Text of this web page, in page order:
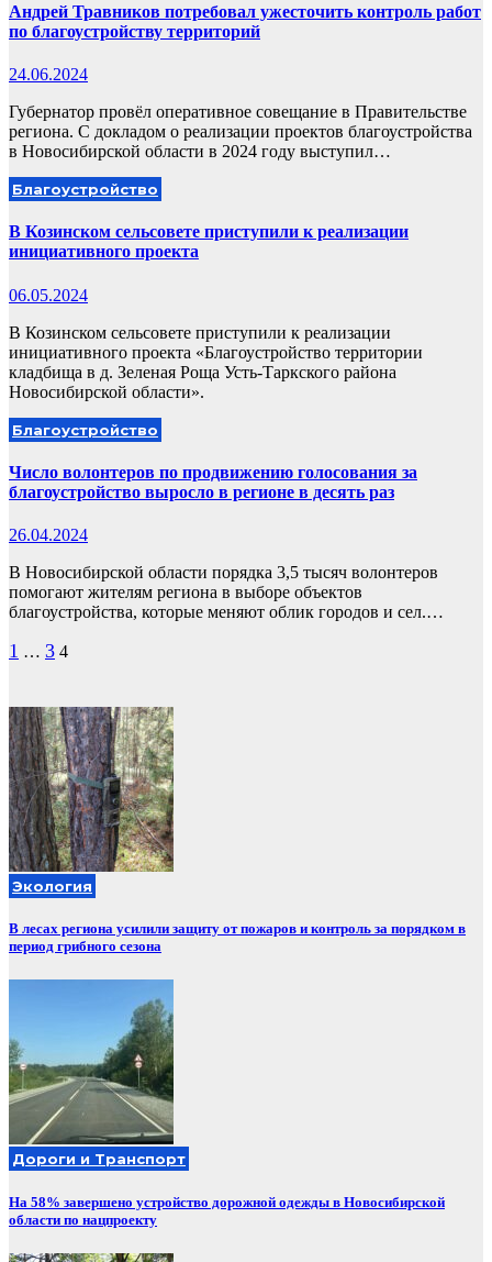
Андрей Травников потребовал ужесточить контроль работ
по благоустройству территорий
24.06.2024
Губернатор провёл оперативное совещание в Правительстве
региона. С докладом о реализации проектов благоустройства
в Новосибирской области в 2024 году выступил…
Благоустройство
В Козинском сельсовете приступили к реализации
инициативного проекта
06.05.2024
В Козинском сельсовете приступили к реализации
инициативного проекта «Благоустройство территории
кладбища в д. Зеленая Роща Усть-Таркского района
Новосибирской области».
Благоустройство
Число волонтеров по продвижению голосования за
благоустройство выросло в регионе в десять раз
26.04.2024
В Новосибирской области порядка 3,5 тысяч волонтеров
помогают жителям региона в выборе объектов
благоустройства, которые меняют облик городов и сел.…
Пагинация
1 … 3 4
Экология
В лесах региона усилили защиту от пожаров и контроль за порядком в
период грибного сезона
Дороги и Транспорт
На 58% завершено устройство дорожной одежды в Новосибирской
области по нацпроекту